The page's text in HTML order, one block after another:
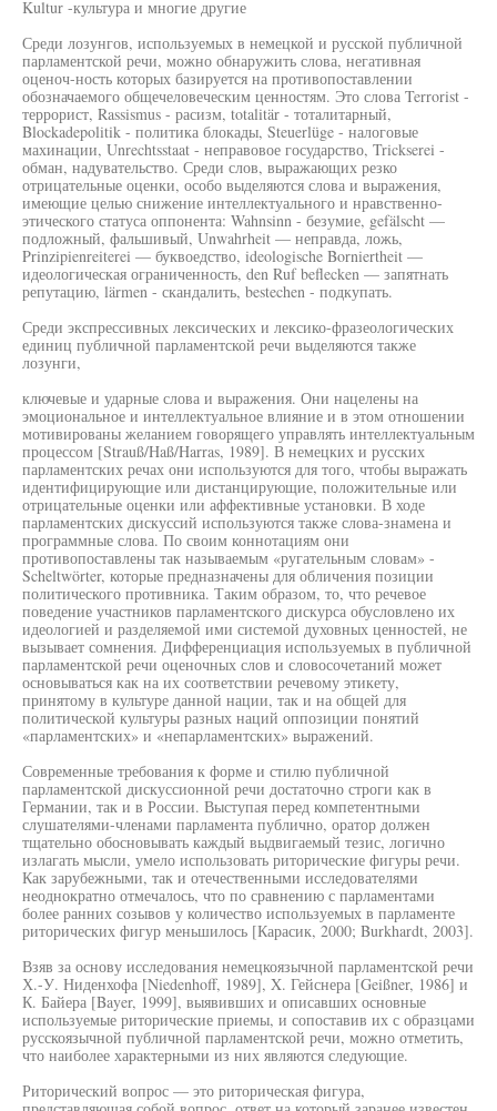
Kultur -культура и многие другие
Среди лозунгов, используемых в немецкой и русской публичной
парламентской речи, можно обнаружить слова, негативная
оценоч-ность которых базируется на противопоставлении
обозначаемого общечеловеческим ценностям. Это слова Terrorist -
террорист, Rassismus - расизм, totalitär - тоталитарный,
Blockadepolitik - политика блокады, Steuerlüge - налоговые
махинации, Unrechtsstaat - неправовое государство, Trickserei -
обман, надувательство. Среди слов, выражающих резко
отрицательные оценки, особо выделяются слова и выражения,
имеющие целью снижение интеллектуального и нравственно-
этического статуса оппонента: Wahnsinn - безумие, gefälscht —
подложный, фальшивый, Unwahrheit — неправда, ложь,
Prinzipienreiterei — буквоедство, ideologische Borniertheit —
идеологическая ограниченность, den Ruf beflecken — запятнать
репутацию, lärmen - скандалить, bestechen - подкупать.
Среди экспрессивных лексических и лексико-фразеологических
единиц публичной парламентской речи выделяются также
лозунги,
ключевые и ударные слова и выражения. Они нацелены на
эмоциональное и интеллектуальное влияние и в этом отношении
мотивированы желанием говорящего управлять интеллектуальным
процессом [Strauß/Haß/Harras, 1989]. В немецких и русских
парламентских речах они используются для того, чтобы выражать
идентифицирующие или дистанцирующие, положительные или
отрицательные оценки или аффективные установки. В ходе
парламентских дискуссий используются также слова-знамена и
программные слова. По своим коннотациям они
противопоставлены так называемым «ругательным словам» -
Scheltwörter, которые предназначены для обличения позиции
политического противника. Таким образом, то, что речевое
поведение участников парламентского дискурса обусловлено их
идеологией и разделяемой ими системой духовных ценностей, не
вызывает сомнения. Дифференциация используемых в публичной
парламентской речи оценочных слов и словосочетаний может
основываться как на их соответствии речевому этикету,
принятому в культуре данной нации, так и на общей для
политической культуры разных наций оппозиции понятий
«парламентских» и «непарламентских» выражений.
Современные требования к форме и стилю публичной
парламентской дискуссионной речи достаточно строги как в
Германии, так и в России. Выступая перед компетентными
слушателями-членами парламента публично, оратор должен
тщательно обосновывать каждый выдвигаемый тезис, логично
излагать мысли, умело использовать риторические фигуры речи.
Как зарубежными, так и отечественными исследователями
неоднократно отмечалось, что по сравнению с парламентами
более ранних созывов у количество используемых в парламенте
риторических фигур меньшилось [Карасик, 2000; Burkhardt, 2003].
Взяв за основу исследования немецкоязычной парламентской речи
Х.-У. Ниденхофа [Niedenhoff, 1989], X. Гейснера [Geißner, 1986] и
К. Байера [Bayer, 1999], выявивших и описавших основные
используемые риторические приемы, и сопоставив их с образцами
русскоязычной публичной парламентской речи, можно отметить,
что наиболее характерными из них являются следующие.
Риторический вопрос — это риторическая фигура,